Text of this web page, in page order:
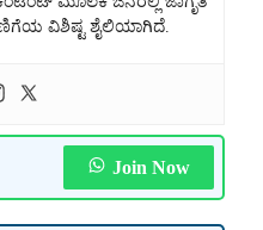
ವಿಶಿಷ್ಟ ಶೈಲಿಯಾಗಿದೆ.
Join Now